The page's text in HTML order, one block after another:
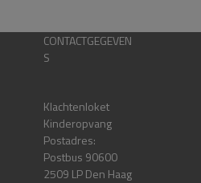
CONTACTGEGEVEN
S
Klachtenloket
Kinderopvang
Postadres:
Postbus 90600
2509 LP Den Haag